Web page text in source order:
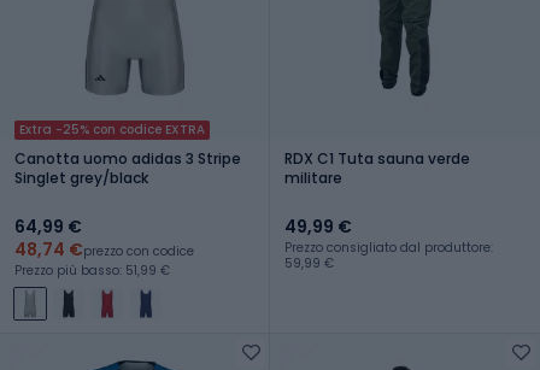
Extra -25% con codice EXTRA
Canotta uomo adidas 3 Stripe
Singlet grey/black
64,99 €
48,74 €prezzo con codice
Prezzo più basso: 51,99 €
RDX C1 Tuta sauna verde
militare
49,99 €
Prezzo consigliato dal produttore:
59,99 €